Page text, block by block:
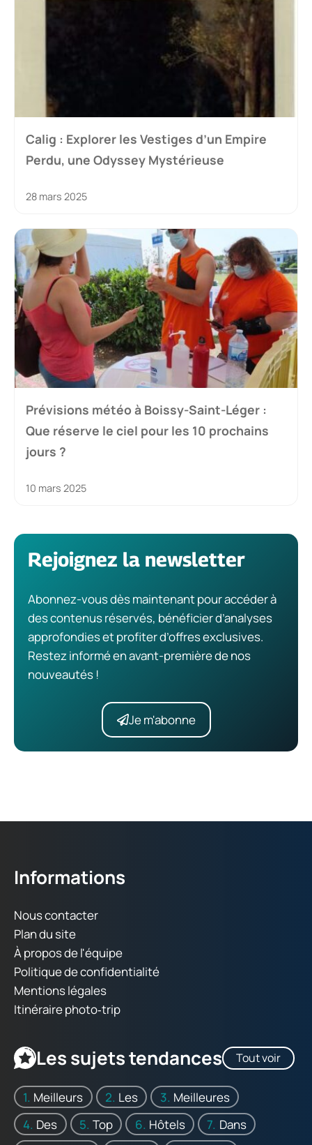
Calig : Explorer les Vestiges d’un Empire
Perdu, une Odyssey Mystérieuse
28 mars 2025
Prévisions météo à Boissy-Saint-Léger :
Que réserve le ciel pour les 10 prochains
jours ?
10 mars 2025
Rejoignez la newsletter
Abonnez-vous dès maintenant pour accéder à
des contenus réservés, bénéficier d’analyses
approfondies et profiter d’offres exclusives.
Restez informé en avant-première de nos
nouveautés !
Je m'abonne
Informations
Nous contacter
Plan du site
À propos de l'équipe
Politique de confidentialité
Mentions légales
Itinéraire photo‑trip
Les sujets tendances Tout voir
Meilleurs Les
Meilleures
Des
Top Hôtels
Dans